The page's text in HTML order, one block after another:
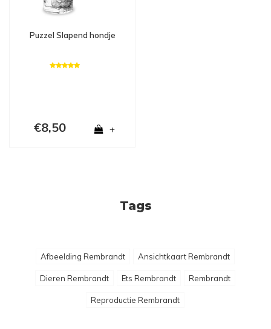
Puzzel Slapend hondje
€8,50 +
Tags
Afbeelding Rembrandt Ansichtkaart Rembrandt
Dieren Rembrandt Ets Rembrandt Rembrandt
Reproductie Rembrandt